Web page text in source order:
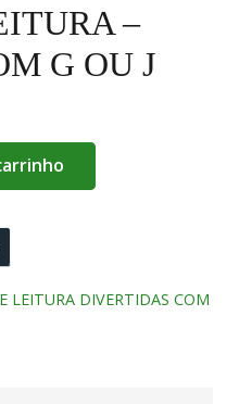
–
G OU J
LEITURA DIVERTIDAS COM